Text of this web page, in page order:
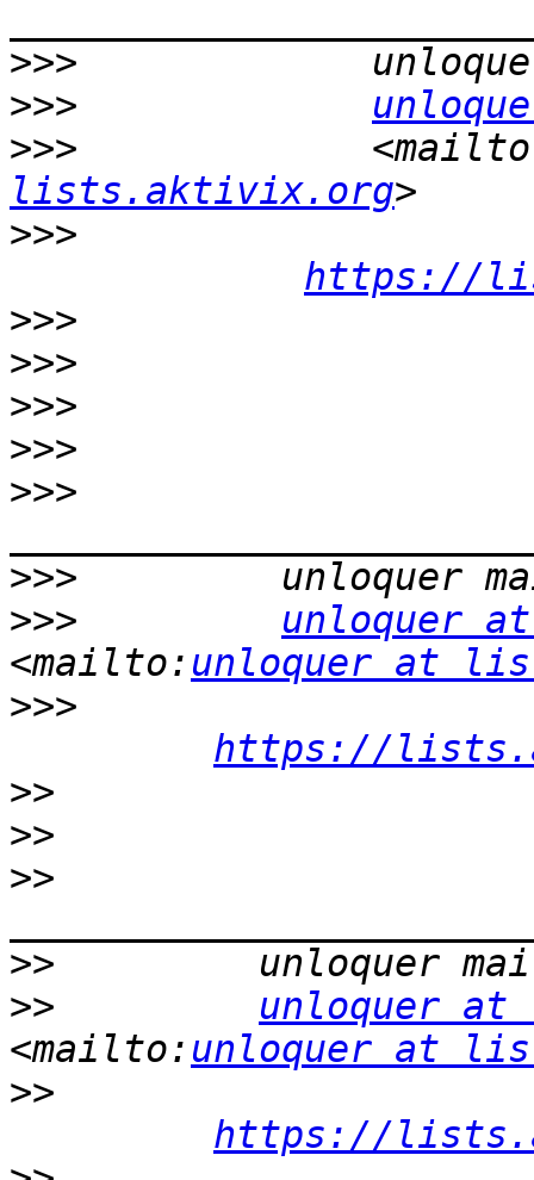
>>>
>>>
>>>
lists.aktivix.org
>>>
https://
>>>
>>>
>>>
>>>
>>>
>>>
>>>
unloquer
<mailto: unloquer at
>>>
https://
>>
>>
>>
>>
>>
unloquer
<mailto: unloquer at
>>
https://